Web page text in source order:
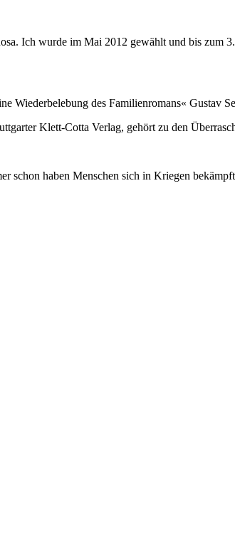
Ich wurde im Mai 2012 gewählt und bis
Wiederbelebung des Familienromans« Gustav
Klett-Cotta Verlag, gehört zu den
schon haben Menschen sich in Kriegen